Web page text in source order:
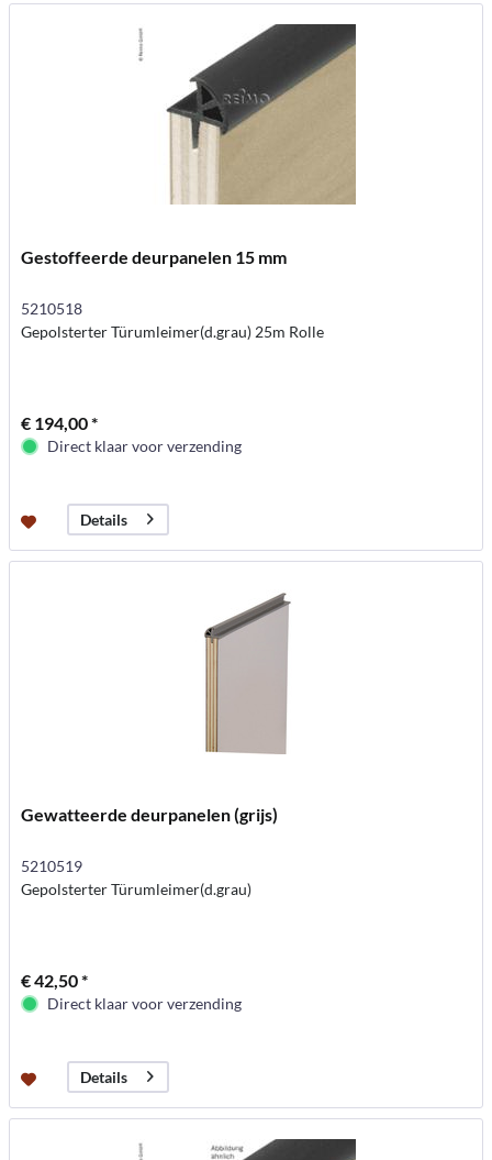
Gestoffeerde deurpanelen 15 mm
5210518
Gepolsterter Türumleimer(d.grau) 25m Rolle
€ 194,00 *
Direct klaar voor verzending
Details
Gewatteerde deurpanelen (grijs)
5210519
Gepolsterter Türumleimer(d.grau)
€ 42,50 *
Direct klaar voor verzending
Details